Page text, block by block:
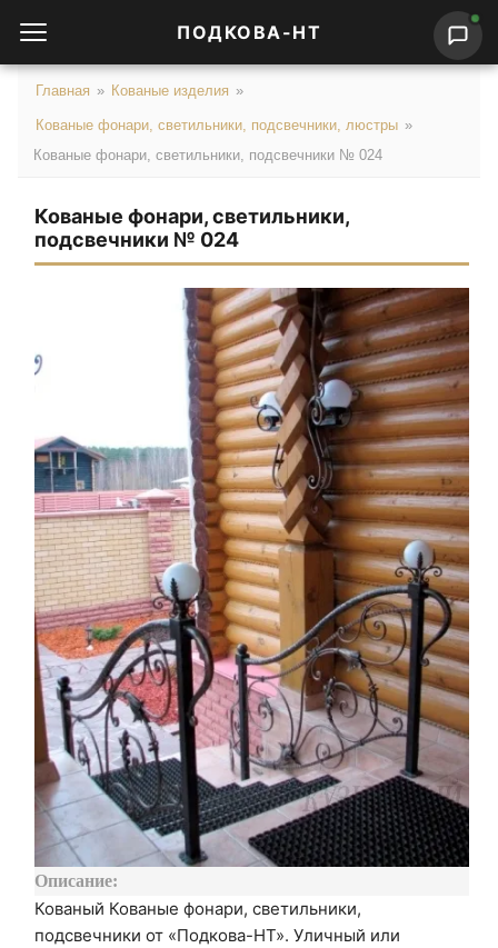
ПОДКОВА-НТ
Главная » Кованые изделия »
Кованые фонари, светильники, подсвечники, люстры »
Кованые фонари, светильники, подсвечники № 024
Кованые фонари, светильники,
подсвечники № 024
Описание:
Кованый Кованые фонари, светильники,
подсвечники от «Подкова-НТ». Уличный или